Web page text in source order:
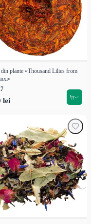
din plante «Thousand Lilies from
lei